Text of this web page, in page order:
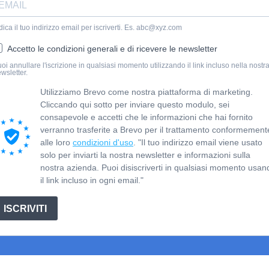
il tuo indirizzo email per iscriverti. Es. abc@xyz.com
Accetto le condizioni generali e di ricevere le newsletter
annullare l'iscrizione in qualsiasi momento utilizzando il link incluso nella nostra
Utilizziamo Brevo come nostra piattaforma di marketing.
Cliccando qui sotto per inviare questo modulo, sei
consapevole e accetti che le informazioni che hai fornito
verranno trasferite a Brevo per il trattamento
alle loro condizioni d'uso. "Il tuo indirizzo email viene usato
solo per inviarti la nostra newsletter e informazioni sulla
nostra azienda. Puoi disiscriverti in qualsiasi momento
il link incluso in ogni email."
ISCRIVITI